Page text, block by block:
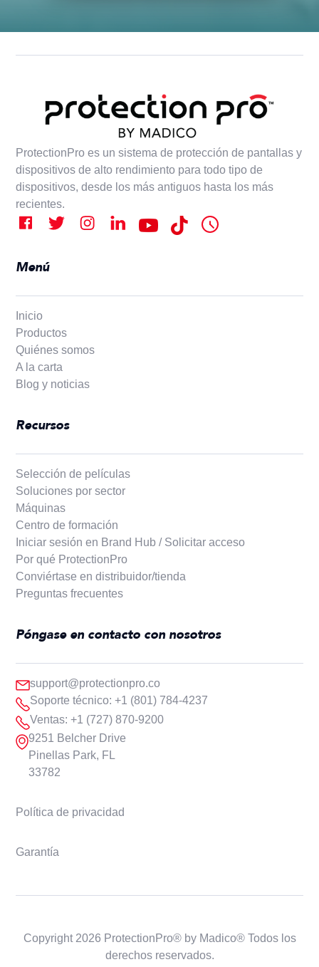
ProtectionPro es un sistema de protección de pantallas y
dispositivos de alto rendimiento para todo tipo de
dispositivos, desde los más antiguos hasta los más
recientes.
Menú
Inicio
Productos
Quiénes somos
A la carta
Blog y noticias
Recursos
Selección de películas
Soluciones por sector
Máquinas
Centro de formación
Iniciar sesión en Brand Hub / Solicitar acceso
Por qué ProtectionPro
Conviértase en distribuidor/tienda
Preguntas frecuentes
Póngase en contacto con nosotros
support@protectionpro.co
Soporte técnico: +1 (801) 784-4237
Ventas: +1 (727) 870-9200
9251 Belcher Drive
Pinellas Park, FL
33782
Política de privacidad
Garantía
Copyright 2026 ProtectionPro® by Madico® Todos los
derechos reservados.